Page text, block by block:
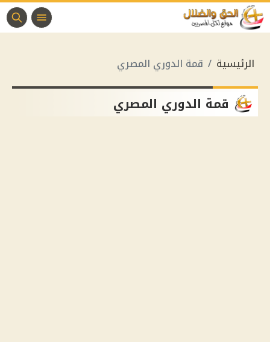
الرئيسية قمة الدوري المصري
قمة الدوري المصري